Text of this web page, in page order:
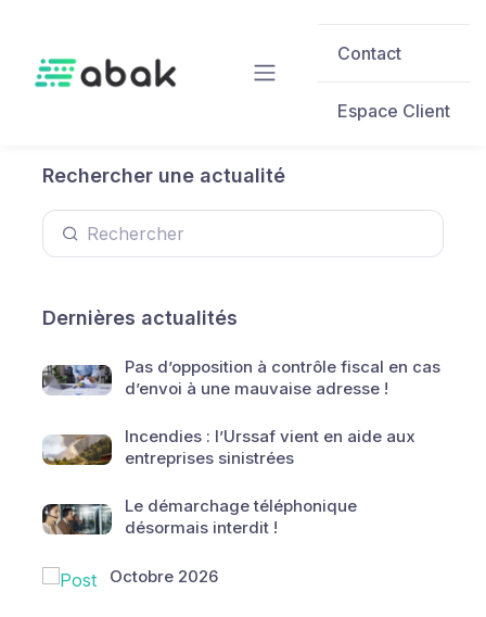
Contact
Espace Client
Rechercher une actualité
Dernières actualités
Pas d’opposition à contrôle fiscal en cas
d’envoi à une mauvaise adresse !
Incendies : l’Urssaf vient en aide aux
entreprises sinistrées
Le démarchage téléphonique
désormais interdit !
Octobre 2026